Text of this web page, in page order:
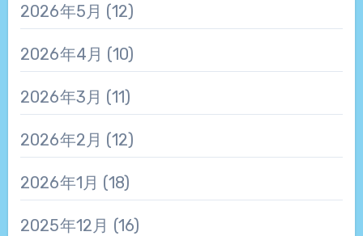
2026年5月 (12)
2026年4月 (10)
2026年3月 (11)
2026年2月 (12)
2026年1月 (18)
2025年12月 (16)